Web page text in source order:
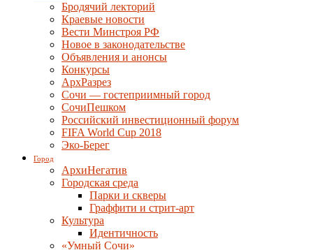
Бродячий лекторий
Краевые новости
Вести Минстроя РФ
Новое в законодательстве
Объявления и анонсы
Конкурсы
АрхРазрез
Сочи — гостеприимный город
СочиПешком
Российский инвестиционный форум
FIFA World Cup 2018
Эко-Берег
Город
АрхиНегатив
Городская среда
Парки и скверы
Граффити и стрит-арт
Культура
Идентичность
«Умный Сочи»